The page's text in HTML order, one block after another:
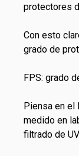
protectores
Con esto
grado de
FPS: grado
Piensa en el
medido en
filtrado de